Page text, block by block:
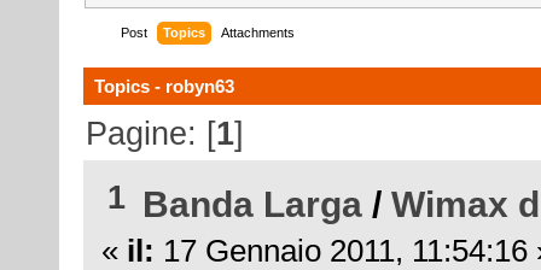
Post Topics Attachments
Topics - robyn63
Pagine: [1]
1 Banda Larga /Wimax
« il: 17 Gennaio 2011, 11:54:16